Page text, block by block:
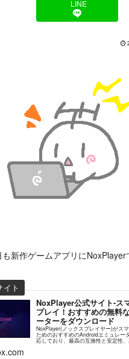
LINE
も新作ゲームアプリに
NoxPlayer公式サイト-ス
プレイ！おすすめの無料
ーターをダウンロード
NoxPlayer(ノックスプレイヤー)がス
ためのおすすめのAndroidエミュレー
応しており、最高の互換性と安定性